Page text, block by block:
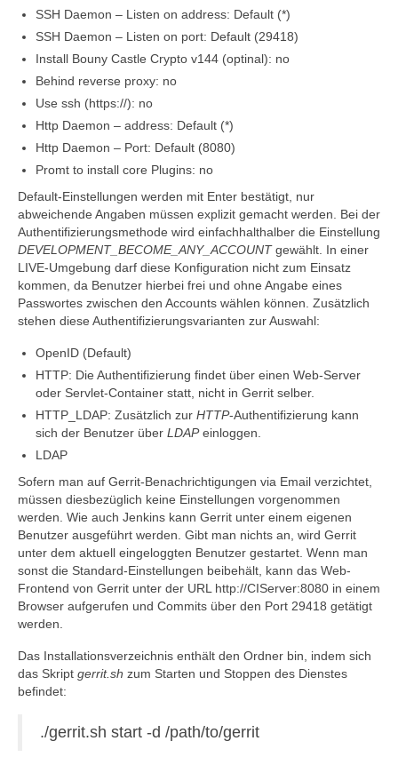
SSH Daemon – Listen on address: Default (*)
SSH Daemon – Listen on port: Default (29418)
Install Bouny Castle Crypto v144 (optinal): no
Behind reverse proxy: no
Use ssh (https://): no
Http Daemon – address: Default (*)
Http Daemon – Port: Default (8080)
Promt to install core Plugins: no
Default-Einstellungen werden mit Enter bestätigt, nur
abweichende Angaben müssen explizit gemacht werden. Bei der
Authentifizierungsmethode wird einfachhalthalber die Einstellung
DEVELOPMENT_BECOME_ANY_ACCOUNTgewählt. In einer
LIVE-Umgebung darf diese Konfiguration nicht zum Einsatz
kommen, da Benutzer hierbei frei und ohne Angabe eines
Passwortes zwischen den Accounts wählen können. Zusätzlich
stehen diese Authentifizierungsvarianten zur Auswahl:
OpenID (Default)
HTTP: Die Authentifizierung findet über einen Web-Server
oder Servlet-Container statt, nicht in Gerrit selber.
HTTP_LDAP: Zusätzlich zur HTTP-Authentifizierung kann
sich der Benutzer über LDAPeinloggen.
LDAP
Sofern man auf Gerrit-Benachrichtigungen via Email verzichtet,
müssen diesbezüglich keine Einstellungen vorgenommen
werden. Wie auch Jenkins kann Gerrit unter einem eigenen
Benutzer ausgeführt werden. Gibt man nichts an, wird Gerrit
unter dem aktuell eingeloggten Benutzer gestartet. Wenn man
sonst die Standard-Einstellungen beibehält, kann das Web-
Frontend von Gerrit unter der URL http://CIServer:8080 in einem
Browser aufgerufen und Commits über den Port 29418 getätigt
werden.
Das Installationsverzeichnis enthält den Ordner bin, indem sich
das Skript gerrit.sh zum Starten und Stoppen des Dienstes
befindet:
./gerrit.sh start -d /path/to/gerrit